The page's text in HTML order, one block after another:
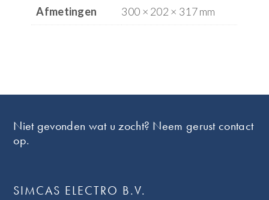
Afmetingen 300 × 202 × 317 mm
Niet gevonden wat u zocht? Neem gerust contact
op.
SIMCAS ELECTRO B.V.